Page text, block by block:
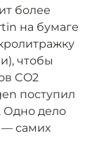
более
на бумаге
чтобы
CO2
поступил
Одно дело
— самих